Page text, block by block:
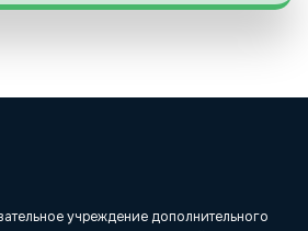
учреждение дополнительного